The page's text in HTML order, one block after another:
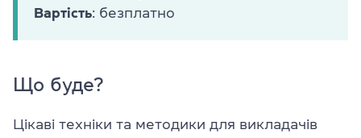
Вартість: безплатно
Що буде?
Цікаві техніки та методики для викладачів